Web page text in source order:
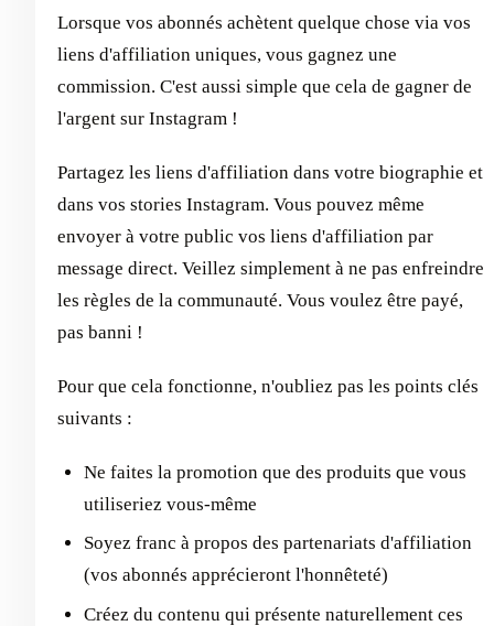
Lorsque vos abonnés achètent quelque chose via vos
liens d'affiliation uniques, vous gagnez une
commission. C'est aussi simple que cela de gagner de
l'argent sur Instagram !
Partagez les liens d'affiliation dans votre biographie et
dans vos stories Instagram. Vous pouvez même
envoyer à votre public vos liens d'affiliation par
message direct. Veillez simplement à ne pas enfreindre
les règles de la communauté. Vous voulez être payé,
pas banni !
Pour que cela fonctionne, n'oubliez pas les points clés
suivants :
Ne faites la promotion que des produits que vous
utiliseriez vous-même
Soyez franc à propos des partenariats d'affiliation
(vos abonnés apprécieront l'honnêteté)
Créez du contenu qui présente naturellement ces